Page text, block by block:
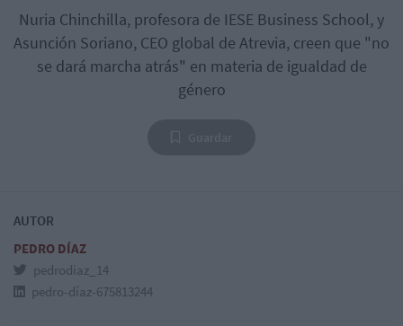
Nuria Chinchilla, profesora de IESE Business School, y
Asunción Soriano, CEO global de Atrevia, creen que "no
se dará marcha atrás" en materia de igualdad de
género
AUTOR
PEDRO DÍAZ
pedrodiaz_14
pedro-díaz-675813244